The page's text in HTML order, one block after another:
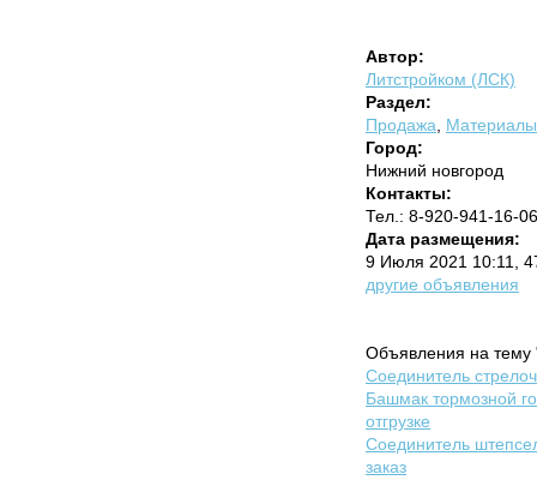
Автор:
Литстройком (ЛСК)
Раздел:
Продажа
Материалы
Город:
Нижний новгород
Контакты:
Тел.: 8-920-941-16-
Дата размещения:
9 Июля 2021 10:11,
другие объявления
Объявления на тему
Соединитель
Башмак тормозной
отгрузке
Соединитель
заказ